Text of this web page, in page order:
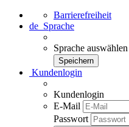
Barrierefreiheit
de Sprache
Sprache auswählen
Kundenlogin
Kundenlogin
E-Mail
Passwort